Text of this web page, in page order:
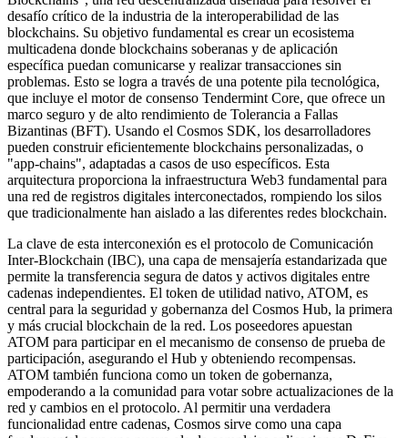
desafío crítico de la industria de la interoperabilidad de las
blockchains. Su objetivo fundamental es crear un ecosistema
multicadena donde blockchains soberanas y de aplicación
específica puedan comunicarse y realizar transacciones sin
problemas. Esto se logra a través de una potente pila tecnológica,
que incluye el motor de consenso Tendermint Core, que ofrece un
marco seguro y de alto rendimiento de Tolerancia a Fallas
Bizantinas (BFT). Usando el Cosmos SDK, los desarrolladores
pueden construir eficientemente blockchains personalizadas, o
"app-chains", adaptadas a casos de uso específicos. Esta
arquitectura proporciona la infraestructura Web3 fundamental para
una red de registros digitales interconectados, rompiendo los silos
que tradicionalmente han aislado a las diferentes redes blockchain.
La clave de esta interconexión es el protocolo de Comunicación
Inter-Blockchain (IBC), una capa de mensajería estandarizada que
permite la transferencia segura de datos y activos digitales entre
cadenas independientes. El token de utilidad nativo, ATOM, es
central para la seguridad y gobernanza del Cosmos Hub, la primera
y más crucial blockchain de la red. Los poseedores apuestan
ATOM para participar en el mecanismo de consenso de prueba de
participación, asegurando el Hub y obteniendo recompensas.
ATOM también funciona como un token de gobernanza,
empoderando a la comunidad para votar sobre actualizaciones de la
red y cambios en el protocolo. Al permitir una verdadera
funcionalidad entre cadenas, Cosmos sirve como una capa